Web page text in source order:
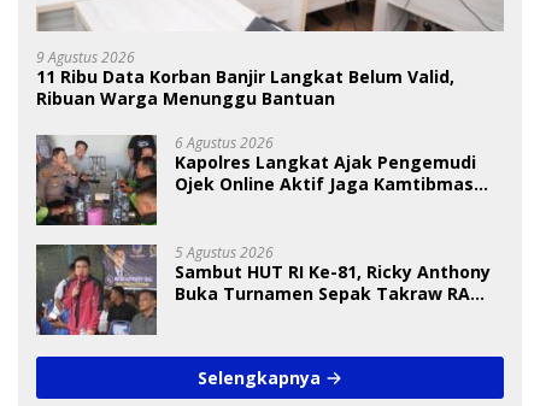
9 Agustus 2026
11 Ribu Data Korban Banjir Langkat Belum Valid,
Ribuan Warga Menunggu Bantuan
6 Agustus 2026
Kapolres Langkat Ajak Pengemudi
Ojek Online Aktif Jaga Kamtibmas
5 Agustus 2026
Sambut HUT RI Ke-81, Ricky Anthony
Buka Turnamen Sepak Takraw RA
Selengkapnya